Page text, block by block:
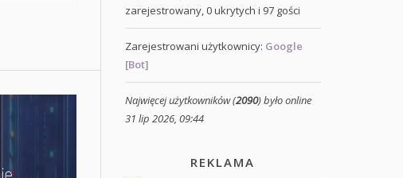
zarejestrowany, 0 ukrytych i 97 gości
Zarejestrowani użytkownicy: Google
[Bot]
Najwięcej użytkowników (2090) było online
31 lip 2026, 09:44
REKLAMA